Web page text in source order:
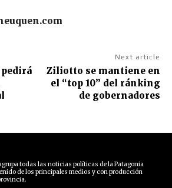
Next article
Ziliotto se mantiene en
el “top 10” del ránking
de gobernadores
todas las noticias políticas de la Patagonia
de los principales medios y con producción